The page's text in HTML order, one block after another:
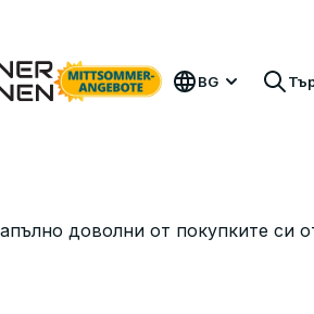
BG
доволни от покупките си